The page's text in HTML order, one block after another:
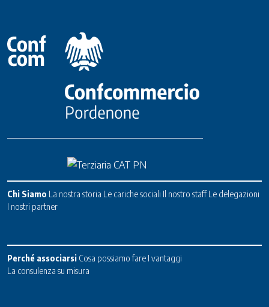
Chi Siamo La nostra storia Le cariche sociali Il nostro staff Le delegazioni
I nostri partner
Perché associarsi Cosa possiamo fare I vantaggi
La consulenza su misura